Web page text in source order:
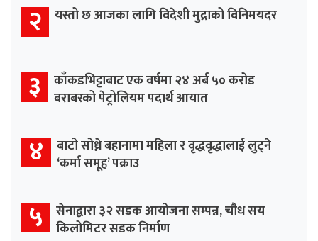
२ यस्तो छ आजका लागि विदेशी मुद्राको विनिमयदर
३ काँकडभिट्टाबाट एक वर्षमा २४ अर्ब ५० करोड
बराबरको पेट्रोलियम पदार्थ आयात
४ बाटो सोध्ने बहानामा महिला र वृद्धवृद्धालाई लुट्ने
‘कर्मा समूह’ पक्राउ
५ सेनाद्वारा ३२ सडक आयोजना सम्पन्न, चौध सय
किलोमिटर सडक निर्माण